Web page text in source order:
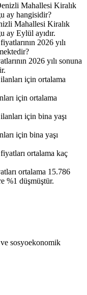
Mahallesi Kiralık
ay hangisidir?
Mahallesi Kiralık
ay Eylül ayıdır.
2026 yılı
2026 yılı sonuna
için ortalama
için ortalama
için bina yaşı
için bina yaşı
ortalama kaç
ortalama 15.786
%1 düşmüştür.
sosyoekonomik